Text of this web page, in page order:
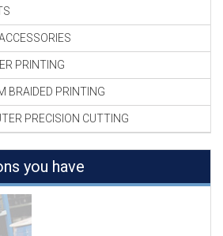
PRINTING
BRAIDED PRINTING
PRECISION CUTTING
you have